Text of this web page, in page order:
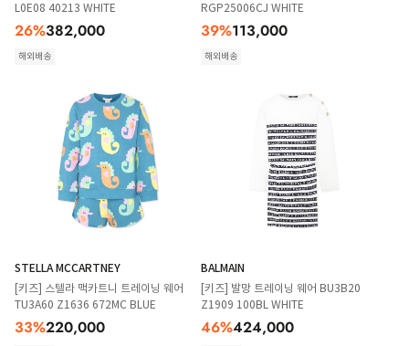
L0E08 40213 WHITE
26%382,000
해외배송
RGP25006CJ WHITE
39%113,000
해외배송
STELLA MCCARTNEY
[키즈] 스텔라 맥카트니 트레이닝 웨어
TU3A60 Z1636 672MC BLUE
33%220,000
BALMAIN
[키즈] 발망 트레이닝 웨어 BU3B20
Z1909 100BL WHITE
46%424,000